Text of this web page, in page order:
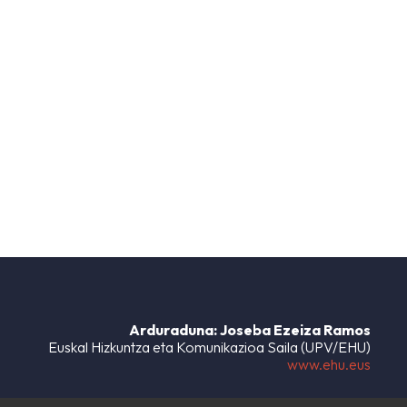
Arduraduna: Joseba Ezeiza Ramos
Euskal Hizkuntza eta Komunikazioa Saila (UPV/EHU)
www.ehu.eus